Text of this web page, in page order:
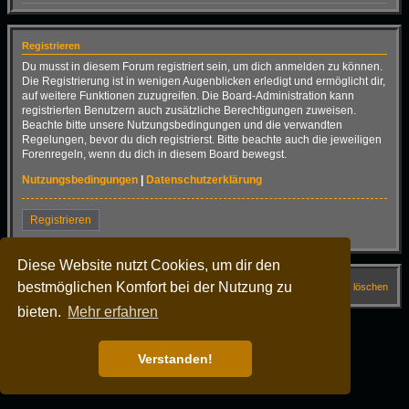
Diese Website nutzt Cookies, um dir den
bestmöglichen Komfort bei der Nutzung zu
bieten. Mehr erfahren
Verstanden!
Registrieren
Du musst in diesem Forum registriert sein, um dich anmelden zu können.
Die Registrierung ist in wenigen Augenblicken erledigt und ermöglicht dir,
auf weitere Funktionen zuzugreifen. Die Board-Administration kann
registrierten Benutzern auch zusätzliche Berechtigungen zuweisen.
Beachte bitte unsere Nutzungsbedingungen und die verwandten
Regelungen, bevor du dich registrierst. Bitte beachte auch die jeweiligen
Forenregeln, wenn du dich in diesem Board bewegst.
Nutzungsbedingungen
Datenschutzerklärung
Registrieren
Startseite Forum Alle Cookies löschen
FAQ
Dark Vision ©
Nutzungsbedingungen